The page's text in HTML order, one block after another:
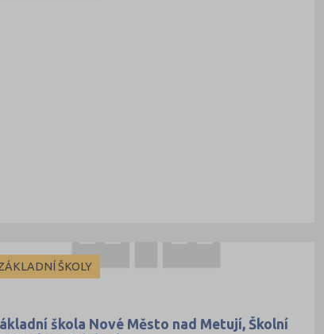
ŠKOLY
škola Nové Město nad Metují, Školní